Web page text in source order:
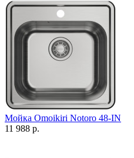
Мойка Omoikiri Notoro 48-IN
11 988 р.